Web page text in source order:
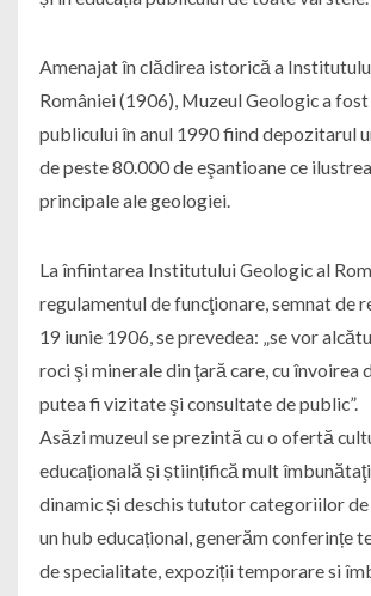
Amenajat în clădirea istorică a
României (1906), Muzeul Geologic a fost
publicului în anul 1990 fiind depozitarul
de peste 80.000 de eşantioane ce
principale ale geologiei.
La înfiintarea Institutului Geologic al
regulamentul de funcţionare, semnat de
19 iunie 1906, se prevedea: „se vor
roci şi minerale din ţară care, cu învoirea
putea fi vizitate şi consultate de public”.
Asăzi muzeul se prezintă cu o ofertă
educațională și științifică mult
dinamic și deschis tututor categoriilor de
un hub educațional, generăm conferințe
de specialitate, expoziții temporare si